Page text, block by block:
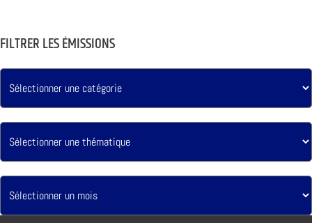
FILTRER LES ÉMISSIONS